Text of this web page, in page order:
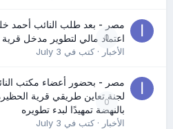
0
مصر - بعد طلب النائب أحمد
اعتماد مالي لتطوير مدخل قرية
الأخبار· كتب في July 3
0
مصر - بحضور أعضاء مكتب
لجنة تعاين طريقي قرية
بالنهضة تمهيدًا لبدء تطويره
الأخبار· كتب في July 3